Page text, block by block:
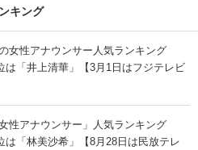
キング
女性アナウンサー人気ランキング
「井上清華」【3月1日はフジテレビ
性アナウンサー」人気ランキング
「林美沙希」【8月28日は民放テレ